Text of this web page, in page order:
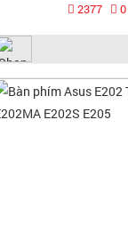
2377 0